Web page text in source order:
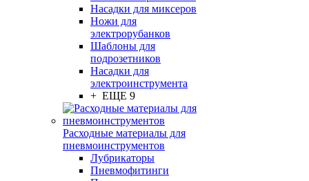
Насадки для миксеров
Ножи для
электрорубанков
Шаблоны для
подрозетников
Насадки для
электроинструмента
+ ЕЩЕ 9
Расходные материалы для
пневмоинструментов
Лубрикаторы
Пневмофитинги